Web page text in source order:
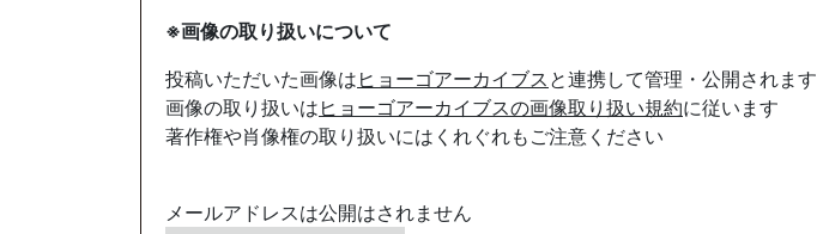
※画像の取り扱いについて
投稿いただいた画像は ヒョーゴアーカイブス と連携して管理・公開されます
画像の取り扱いは ヒョーゴアーカイブスの画像取り扱い規約に従います
著作権や肖像権の取り扱いにはくれぐれもご注意ください
メールアドレスは公開はされません